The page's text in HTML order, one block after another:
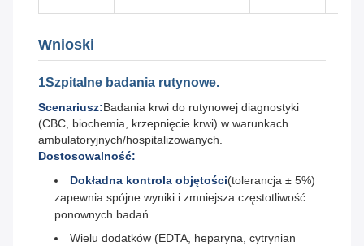
Wnioski
1Szpitalne badania rutynowe.
Scenariusz:Badania krwi do rutynowej diagnostyki
(CBC, biochemia, krzepnięcie krwi) w warunkach
ambulatoryjnych/hospitalizowanych.
Dostosowalność:
Dokładna kontrola objętości(tolerancja ± 5%)
zapewnia spójne wyniki i zmniejsza częstotliwość
ponownych badań.
Wielu dodatków (EDTA, heparyna, cytrynian